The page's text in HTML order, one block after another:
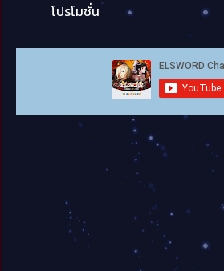
โปรโมชั่น